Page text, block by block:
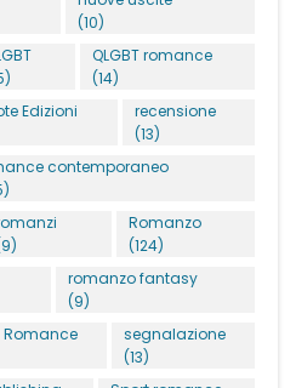
(10)
QLGBT romance
(14)
Edizioni
recensione
(13)
contemporaneo
Romanzo
(124)
romanzo fantasy
(9)
Romance
segnalazione
(13)